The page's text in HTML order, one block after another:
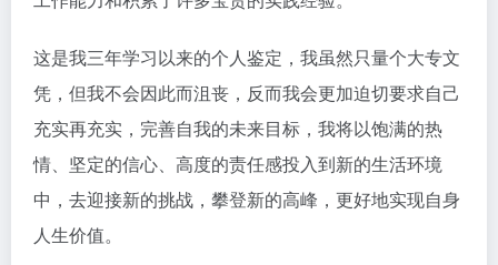
这是我三年学习以来的个人鉴定，我虽然只量个大专文
凭，但我不会因此而沮丧，反而我会更加迫切要求自己
充实再充实，完善自我的未来目标，我将以饱满的热
情、坚定的信心、高度的责任感投入到新的生活环境
中，去迎接新的挑战，攀登新的高峰，更好地实现自身
人生价值。